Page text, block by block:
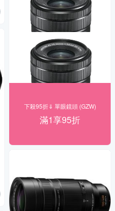
下殺95折⇓ 單眼鏡頭 (GZW)
滿1享95折